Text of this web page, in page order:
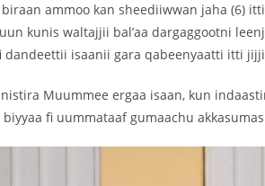
ammoo kan sheediiwwan jaha (6)
kunis waltajjii bal’aa dargaggootni
dandeettii isaanii gara qabeenyaatti itti
Muummee ergaa isaan, kun
fi uummataaf gumaachu